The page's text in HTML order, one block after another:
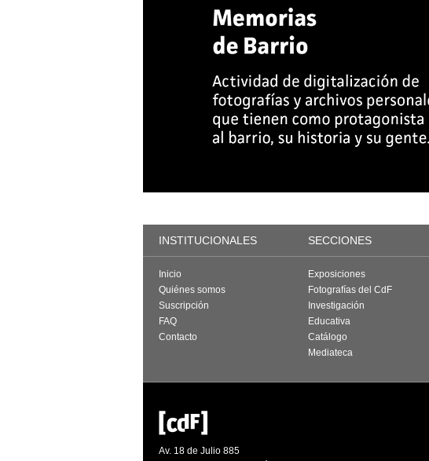
INSTITUCIONALES SECCIONES
Inicio
Quiénes somos
Suscripción
FAQ
Contacto
Exposiciones
Fotografías del CdF
Investigación
Educativa
Catálogo
Mediateca
Av. 18 de Julio 885